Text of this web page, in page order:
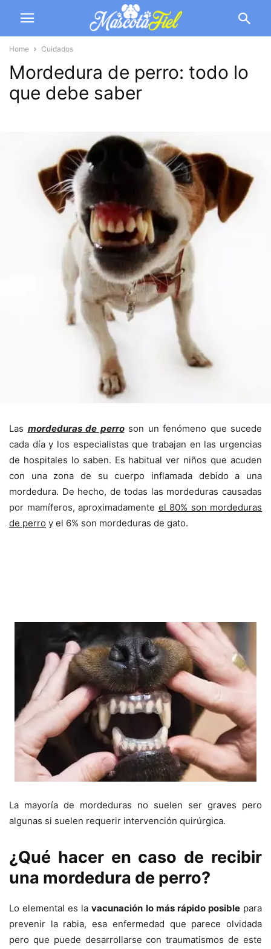
Home Cuidados
Mordedura de perro: todo lo
que debe saber
Las mordeduras de perroson un fenómeno que sucede
cada día y los especialistas que trabajan en las urgencias
de hospitales lo saben. Es habitual ver niños que acuden
con una zona de su cuerpo inflamada debido a una
mordedura. De hecho, de todas las mordeduras causadas
por mamíferos, aproximadamente el 80% son mordeduras
de perro y el 6% son mordeduras de gato.
La mayoría de mordeduras no suelen ser graves pero
algunas si suelen requerir intervención quirúrgica.
¿Qué hacer en caso de recibir
una mordedura de perro?
Lo elemental es lavacunación lo más rápido posiblepara
prevenir la rabia, esa enfermedad que parece olvidada
pero que puede desarrollarse con traumatismos de este